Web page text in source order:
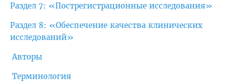
Раздел 7: «Пострегистрационные исследования»
Раздел 8: «Обеспечение качества клинических
исследований»
Авторы
Терминология